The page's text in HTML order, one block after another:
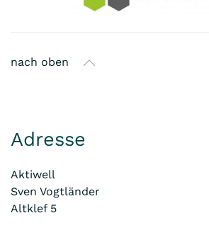
nach oben
Adresse
Aktiwell
Sven Vogtländer
Altklef 5